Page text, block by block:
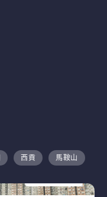
西貢 馬鞍山
售盤 8